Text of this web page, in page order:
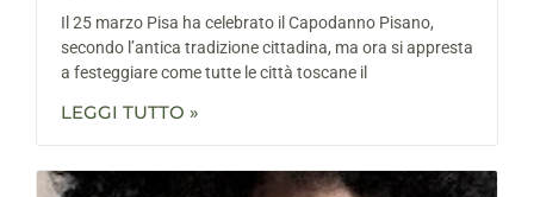
Il 25 marzo Pisa ha celebrato il Capodanno Pisano,
secondo l’antica tradizione cittadina, ma ora si appresta
a festeggiare come tutte le città toscane il
LEGGI TUTTO »